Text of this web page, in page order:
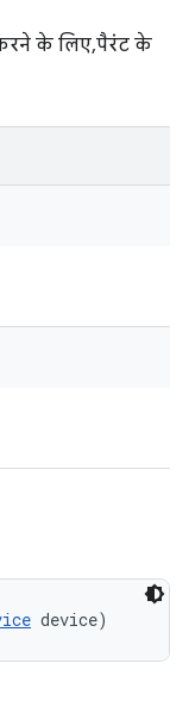
के लिए, पैरंट के
device)